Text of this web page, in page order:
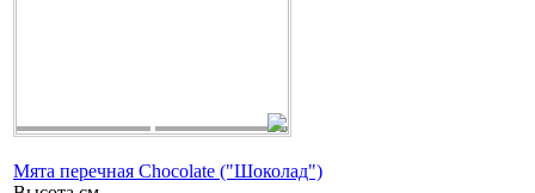
Мята перечная Chocolate ("Шоколад")